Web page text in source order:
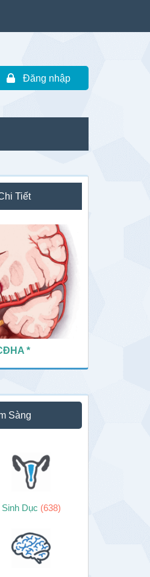
Đăng nhập
Tiết
*
Sàng
Sinh Dục (638)